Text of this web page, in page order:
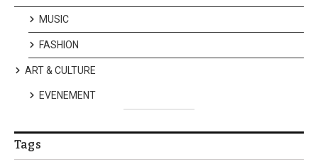
MUSIC
FASHION
ART & CULTURE
EVENEMENT
Tags